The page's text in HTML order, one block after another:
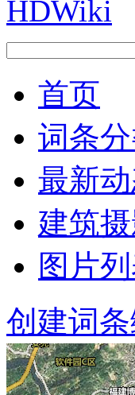
首页
词条
最新
建筑
图片
创建词条